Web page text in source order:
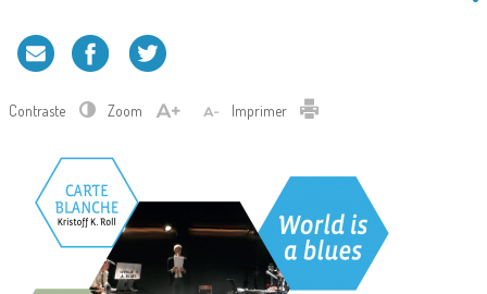
Contraste Zoom Imprimer